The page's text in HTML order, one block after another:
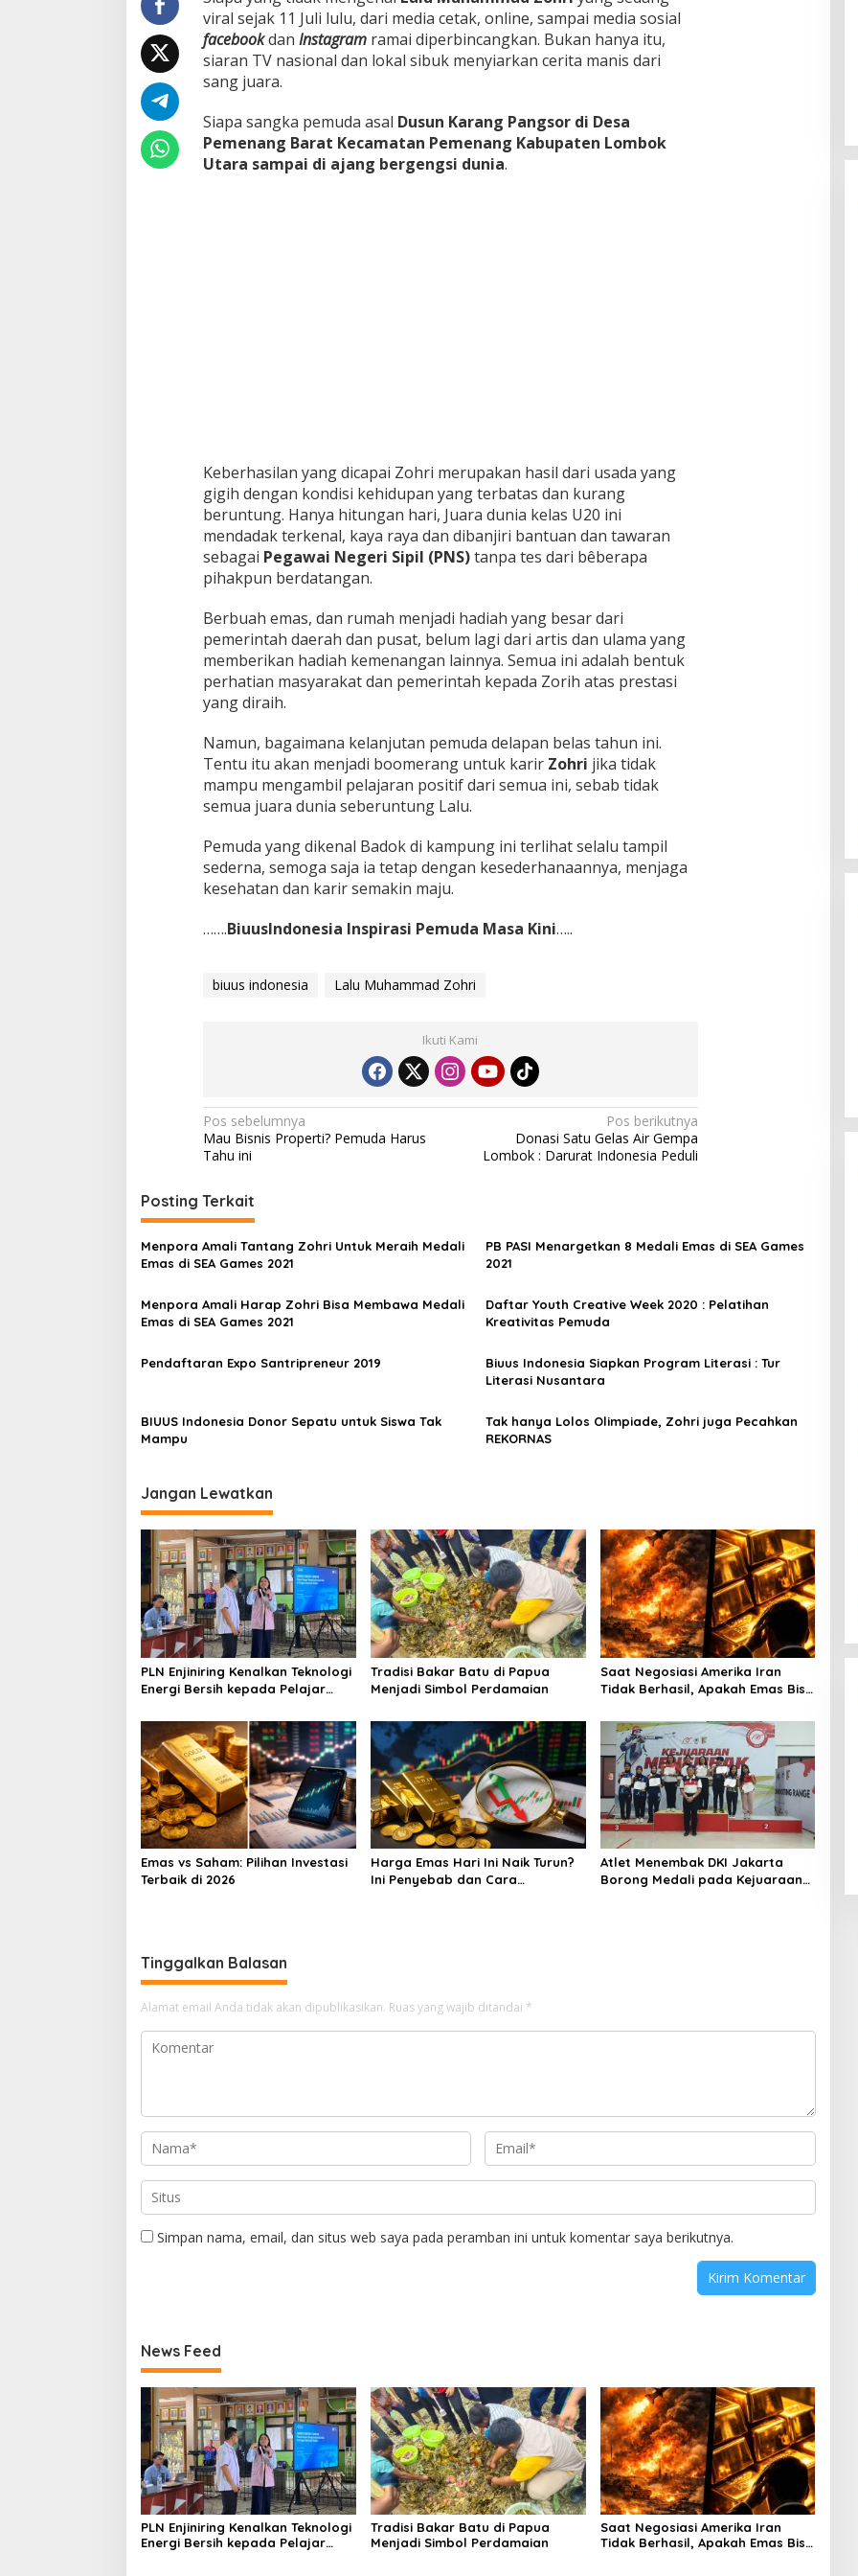
viral sejak 11 Juli lulu, dari media cetak, online, sampai media sosial
facebookdan Instagram ramai diperbincangkan. Bukan hanya itu,
siaran TV nasional dan lokal sibuk menyiarkan cerita manis dari
sang juara.
Siapa sangka pemuda asal Dusun Karang Pangsor di Desa
Pemenang Barat Kecamatan Pemenang Kabupaten Lombok
Utara sampai di ajang bergengsi dunia.
Keberhasilan yang dicapai Zohri merupakan hasil dari usada yang
gigih dengan kondisi kehidupan yang terbatas dan kurang
beruntung. Hanya hitungan hari, Juara dunia kelas U20 ini
mendadak terkenal, kaya raya dan dibanjiri bantuan dan tawaran
sebagai Pegawai Negeri Sipil (PNS)tanpa tes dari bêberapa
pihakpun berdatangan.
Berbuah emas, dan rumah menjadi hadiah yang besar dari
pemerintah daerah dan pusat, belum lagi dari artis dan ulama yang
memberikan hadiah kemenangan lainnya. Semua ini adalah bentuk
perhatian masyarakat dan pemerintah kepada Zorih atas prestasi
yang diraih.
Namun, bagaimana kelanjutan pemuda delapan belas tahun ini.
Tentu itu akan menjadi boomerang untuk karir Zohri jika tidak
mampu mengambil pelajaran positif dari semua ini, sebab tidak
semua juara dunia seberuntung Lalu.
Pemuda yang dikenal Badok di kampung ini terlihat selalu tampil
sederna, semoga saja ia tetap dengan kesederhanaannya, menjaga
kesehatan dan karir semakin maju.
…….BiuusIndonesia Inspirasi Pemuda Masa Kini…..
biuus indonesia Lalu Muhammad Zohri
Ikuti Kami
Navigasi
pos
Pos sebelumnya
Mau Bisnis Properti? Pemuda Harus
Tahu ini
Pos berikutnya
Donasi Satu Gelas Air Gempa
Lombok : Darurat Indonesia Peduli
Posting Terkait
Menpora Amali Tantang Zohri Untuk Meraih Medali
Emas di SEA Games 2021
PB PASI Menargetkan 8 Medali Emas di SEA Games
2021
Menpora Amali Harap Zohri Bisa Membawa Medali
Emas di SEA Games 2021
Daftar Youth Creative Week 2020 : Pelatihan
Kreativitas Pemuda
Pendaftaran Expo Santripreneur 2019
Biuus Indonesia Siapkan Program Literasi : Tur
Literasi Nusantara
BIUUS Indonesia Donor Sepatu untuk Siswa Tak
Mampu
Tak hanya Lolos Olimpiade, Zohri juga Pecahkan
REKORNAS
Jangan Lewatkan
PLN Enjiniring Kenalkan Teknologi
Energi Bersih kepada Pelajar
Tradisi Bakar Batu di Papua
Menjadi Simbol Perdamaian
Saat Negosiasi Amerika Iran
Tidak Berhasil, Apakah Emas Bisa
Emas vs Saham: Pilihan Investasi
Terbaik di 2026
Harga Emas Hari Ini Naik Turun?
Ini Penyebab dan Cara
Atlet Menembak DKI Jakarta
Borong Medali pada Kejuaraan
Tinggalkan Balasan
Alamat email Anda tidak akan dipublikasikan. Ruas yang wajib ditandai *
Simpan nama, email, dan situs web saya pada peramban ini untuk komentar saya berikutnya.
News Feed
PLN Enjiniring Kenalkan Teknologi
Energi Bersih kepada Pelajar
Tradisi Bakar Batu di Papua
Menjadi Simbol Perdamaian
Saat Negosiasi Amerika Iran
Tidak Berhasil, Apakah Emas Bisa